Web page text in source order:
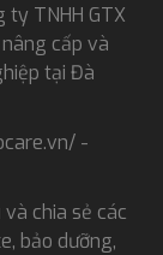
ty TNHH GTX
cấp và
tại Đà
-
chia sẻ các
bảo dưỡng,